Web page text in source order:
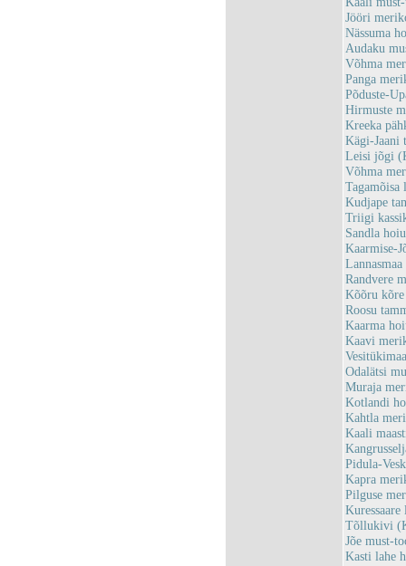
Jööri
Nässuma
Audaku
Võhma
Panga
Põduste-
Hirmuste
Kreeka
Kägi-Jaani
Leisi jõgi
Võhma
Tagamõisa
Kudjape
Triigi
Sandla
Kaarmise-
Randvere
Kõõru
Roosu
Kaarma
Kaavi
Odalätsi
Muraja
Kotlandi
Kahtla
Kaali
Pidula-
Kapra
Pilguse
Tõllukivi
Jõe must-
Kasti lahe